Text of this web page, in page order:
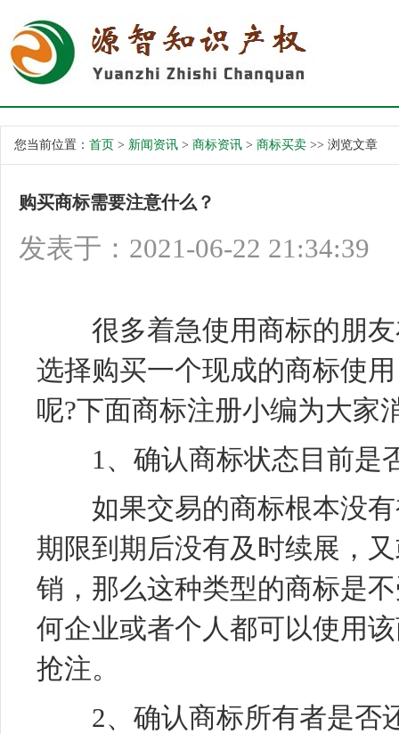
您当前位置： 首页 > 新闻资讯 > 商标资讯 > 商标买卖 >> 浏览文章
购买商标需要注意什么？
发表于：2021-06-22 21:34:39
很多着急使用商标的朋友
选择购买一个现成的商标使
呢?下面商标注册小编为大家
1、确认商标状态目前是
如果交易的商标根本没有
期限到期后没有及时续展，
销，那么这种类型的商标是
何企业或者个人都可以使用
抢注。
2、确认商标所有者是否